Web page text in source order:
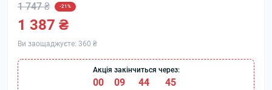
1 747 ₴ -21%
1 387 ₴
Ви заощаджуєте: 360 ₴
Акція закінчиться через:
00 09 44 44